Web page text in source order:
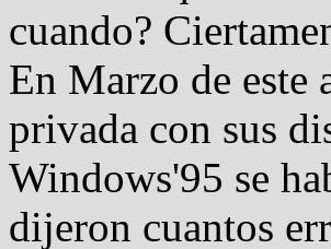
cuando?
En Marzo de
privada con sus
Windows'95 se
dijeron cuantos